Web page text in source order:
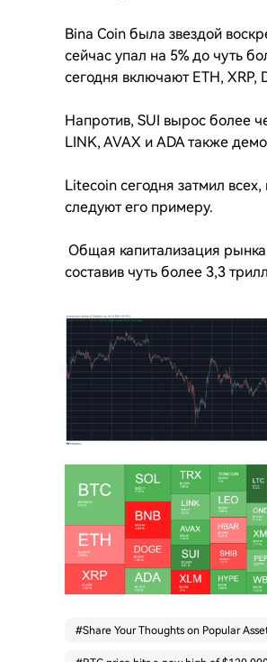
Bina Coin была звездой
сейчас упал на 5% до чуть
сегодня включают ETH, XRP,
Напротив, SUI вырос более
LINK, AVAX и ADA также
Litecoin сегодня затмил
следуют его примеру.
Общая капитализация рынка
составив чуть более 3,3
#Share Your Thoughts on Popular